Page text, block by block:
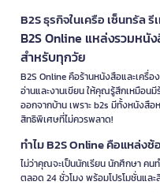
B2S ธุรกิจในเครือ เซ็นทรัล
B2S Online แหล่งรวมหนั
สำหรับทุกวัย
B2S Online คือร้านหนังสือและเครื่
อ่านและงานเขียน ให้คุณรู้สึกเหมือน
ออกจากบ้าน เพราะ b2s มีทั้งหนังสื
สิทธิพิเศษที่ไม่ควรพลาด!
ทำไม B2S Online คือแหล่ง
ไม่ว่าคุณจะเป็นนักเรียน นักศึกษา ค
ตลอด 24 ชั่วโมง พร้อมโปรโมชั่นแล